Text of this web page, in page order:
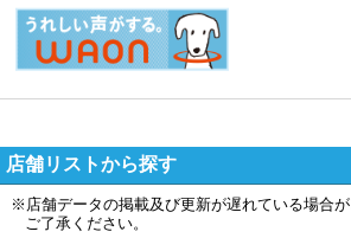
店舗リストから探す
※店舗データの掲載及び更新が遅れている場合
ご了承ください。